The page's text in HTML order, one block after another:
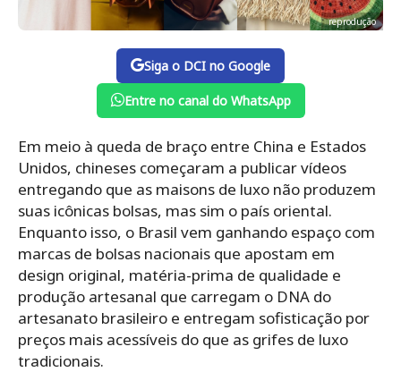
reprodução
Siga o DCI no Google
Entre no canal do WhatsApp
Em meio à queda de braço entre China e Estados
Unidos, chineses começaram a publicar vídeos
entregando que as maisons de luxo não produzem
suas icônicas bolsas, mas sim o país oriental.
Enquanto isso, o Brasil vem ganhando espaço com
marcas de bolsas nacionais que apostam em
design original, matéria-prima de qualidade e
produção artesanal que carregam o DNA do
artesanato brasileiro e entregam sofisticação por
preços mais acessíveis do que as grifes de luxo
tradicionais.